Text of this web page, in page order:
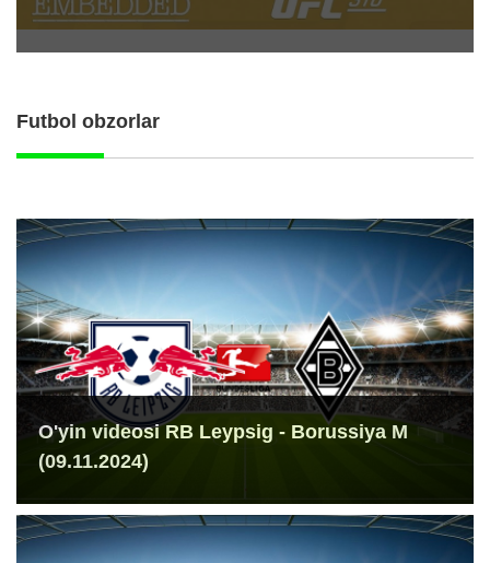
Futbol obzorlar
O'yin videosi RB Leypsig - Borussiya M
(09.11.2024)